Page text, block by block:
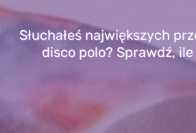
Słuchałeś największych
disco polo? Sprawdź,